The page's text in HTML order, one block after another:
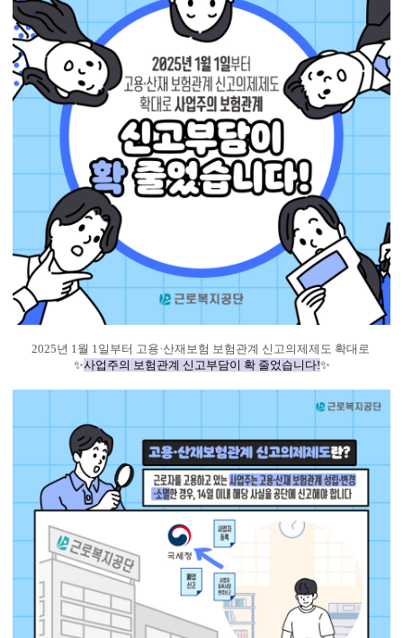
2025년 1월 1일부터 고용·산재보험 보험관계 신고의제제도 확대로
✨사업주의 보험관계 신고부담이 확 줄었습니다!✨